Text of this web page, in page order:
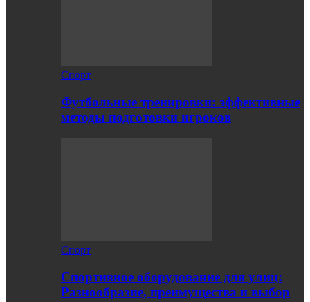
Спорт
Футбольные тренировки: эффективные
методы подготовки игроков
Спорт
Спортивное оборудование для улиц:
Разнообразие, преимущества и выбор